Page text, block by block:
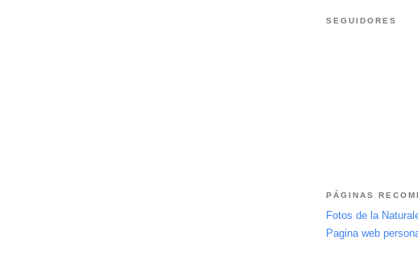
SEGUIDORES
PÁGINAS
Fotos de la
Pagina web